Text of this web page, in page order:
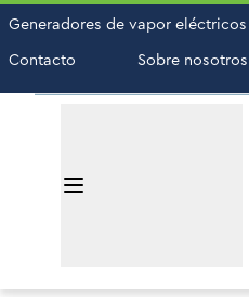
Generadores de vapor
Contacto
Sobre nosotros